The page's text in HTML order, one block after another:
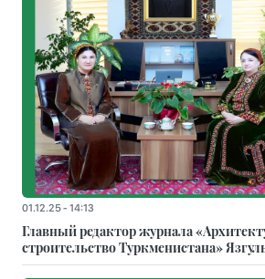
01.12.25 - 14:13
Главный редактор журнала
строительство Туркменистана»